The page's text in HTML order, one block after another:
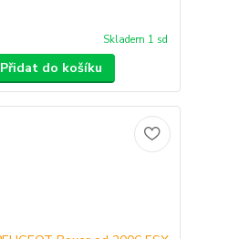
Skladem 1 sd
Přidat do košíku